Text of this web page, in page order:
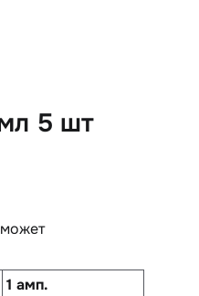
5 шт
1 амп.